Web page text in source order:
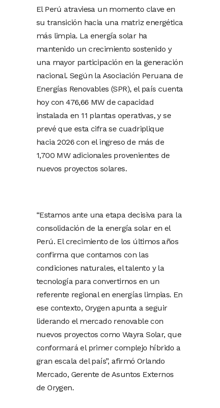
El Perú atraviesa un momento clave en
su transición hacia una matriz energética
más limpia. La energía solar ha
mantenido un crecimiento sostenido y
una mayor participación en la generación
nacional. Según la Asociación Peruana de
Energías Renovables (SPR), el país cuenta
hoy con 476,66 MW de capacidad
instalada en 11 plantas operativas, y se
prevé que esta cifra se cuadriplique
hacia 2026 con el ingreso de más de
1,700 MW adicionales provenientes de
nuevos proyectos solares.
“Estamos ante una etapa decisiva para la
consolidación de la energía solar en el
Perú. El crecimiento de los últimos años
confirma que contamos con las
condiciones naturales, el talento y la
tecnología para convertirnos en un
referente regional en energías limpias. En
ese contexto, Orygen apunta a seguir
liderando el mercado renovable con
nuevos proyectos como Wayra Solar, que
conformará el primer complejo híbrido a
gran escala del país”, afirmó Orlando
Mercado, Gerente de Asuntos Externos
de Orygen.